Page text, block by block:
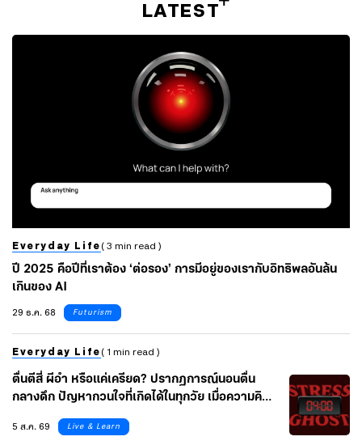
LATEST
Everyday Life ( 3 min read )
ปี 2025 คือปีที่เราต้อง ‘ต่อรอง’ การมีอยู่ของเรากับอิทธิพลอันล้น
เกินของ AI
29 ธ.ค. 68
Futurism
Everyday Life ( 1 min read )
ตื่นตีสี่ ผีอำ หรือแค่เครียด? ปรากฏการณ์นอนตื่น
กลางดึก ปัญหากวนใจที่เกิดได้ในทุกวัย เมื่อความคิด
คาใจไหลรวมกันในคืนเดียว
5 ส.ค. 69 Live & Learn